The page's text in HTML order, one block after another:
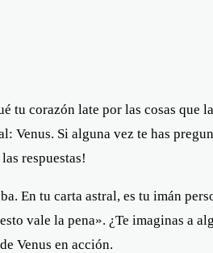
tu corazón late por las cosas que
Venus. Si alguna vez te has
respuestas!
En tu carta astral, es tu imán
vale la pena». ¿Te imaginas a
Venus en acción.